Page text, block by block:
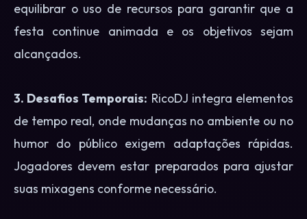
equilibrar o uso de recursos para garantir que a
festa continue animada e os objetivos sejam
alcançados.
3. Desafios Temporais: RicoDJ integra elementos
de tempo real, onde mudanças no ambiente ou no
humor do público exigem adaptações rápidas.
Jogadores devem estar preparados para ajustar
suas mixagens conforme necessário.